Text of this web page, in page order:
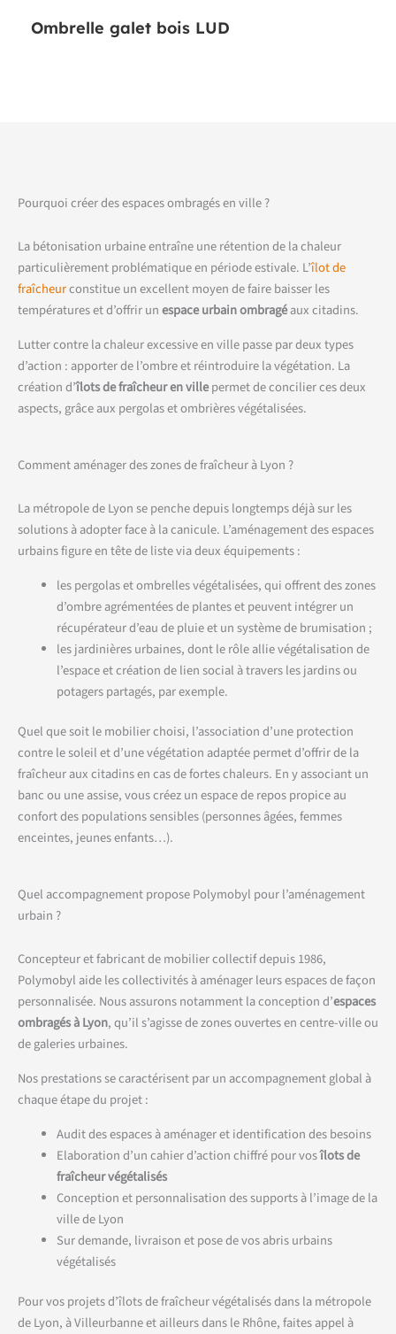
Ombrelle galet bois LUD
Pourquoi créer des espaces ombragés en ville ?
La bétonisation urbaine entraîne une rétention de la chaleur
particulièrement problématique en période estivale. L’îlot de
fraîcheurconstitue un excellent moyen de faire baisser les
températures et d’offrir unespace urbain ombragéaux citadins.
Lutter contre la chaleur excessive en ville passe par deux types
d’action : apporter de l’ombre et réintroduire la végétation. La
création d’îlots de fraîcheur en villepermet de concilier ces deux
aspects, grâce aux pergolas et ombrières végétalisées.
Comment aménager des zones de fraîcheur à Lyon ?
La métropole de Lyon se penche depuis longtemps déjà sur les
solutions à adopter face à la canicule. L’aménagement des espaces
urbains figure en tête de liste via deux équipements :
les pergolas et ombrelles végétalisées, qui offrent des zones
d’ombre agrémentées de plantes et peuvent intégrer un
récupérateur d’eau de pluie et un système de brumisation ;
les jardinières urbaines, dont le rôle allie végétalisation de
l’espace et création de lien social à travers les jardins ou
potagers partagés, par exemple.
Quel que soit le mobilier choisi, l’association d’une protection
contre le soleil et d’une végétation adaptée permet d’offrir de la
fraîcheur aux citadins en cas de fortes chaleurs. En y associant un
banc ou une assise, vous créez un espace de repos propice au
confort des populations sensibles (personnes âgées, femmes
enceintes, jeunes enfants…).
Quel accompagnement propose Polymobyl pour l’aménagement
urbain ?
Concepteur et fabricant de mobilier collectif depuis 1986,
Polymobyl aide les collectivités à aménager leurs espaces de façon
personnalisée. Nous assurons notamment la conception d’espaces
ombragés à Lyon, qu’il s’agisse de zones ouvertes en centre-ville ou
de galeries urbaines.
Nos prestations se caractérisent par un accompagnement global à
chaque étape du projet :
Audit des espaces à aménager et identification des besoins
Elaboration d’un cahier d’action chiffré pour vosîlots de
fraîcheur végétalisés
Conception et personnalisation des supports à l’image de la
ville de Lyon
Sur demande, livraison et pose de vos abris urbains
végétalisés
Pour vos projets d’îlots de fraîcheur végétalisés dans la métropole
de Lyon, à Villeurbanne et ailleurs dans le Rhône, faites appel à